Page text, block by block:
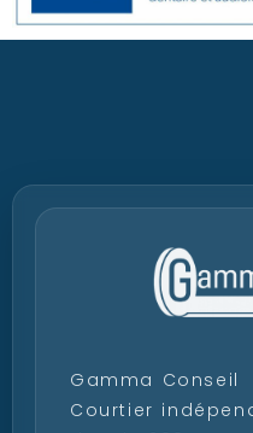
Gamma Conseil
Courtier